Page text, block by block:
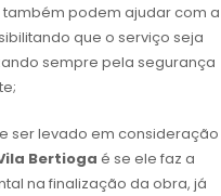
também podem ajudar com a
que o serviço seja
sempre pela segurança
ser levado em consideração
Bertioga é se ele faz a
na finalização da obra, já